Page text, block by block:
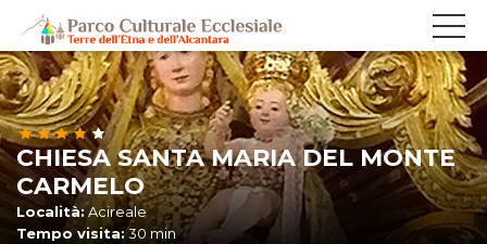
CHIESA SANTA MARIA DEL MONTE
CARMELO
Località:Acireale
Tempo visita:30 min